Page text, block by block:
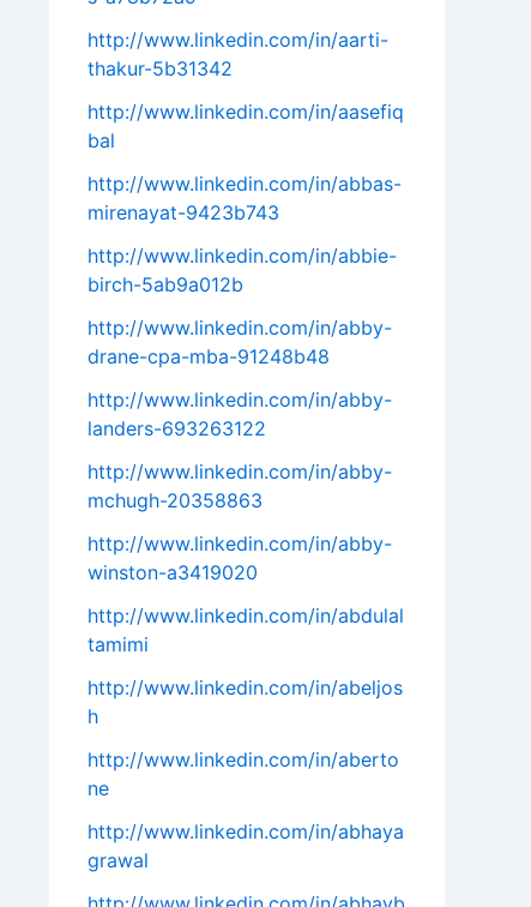
http://www.linkedin.com/in/aarti-
thakur-5b31342
http://www.linkedin.com/in/aasefiq
bal
http://www.linkedin.com/in/abbas-
mirenayat-9423b743
http://www.linkedin.com/in/abbie-
birch-5ab9a012b
http://www.linkedin.com/in/abby-
drane-cpa-mba-91248b48
http://www.linkedin.com/in/abby-
landers-693263122
http://www.linkedin.com/in/abby-
mchugh-20358863
http://www.linkedin.com/in/abby-
winston-a3419020
http://www.linkedin.com/in/abdulal
tamimi
http://www.linkedin.com/in/abeljos
h
http://www.linkedin.com/in/aberto
ne
http://www.linkedin.com/in/abhaya
grawal